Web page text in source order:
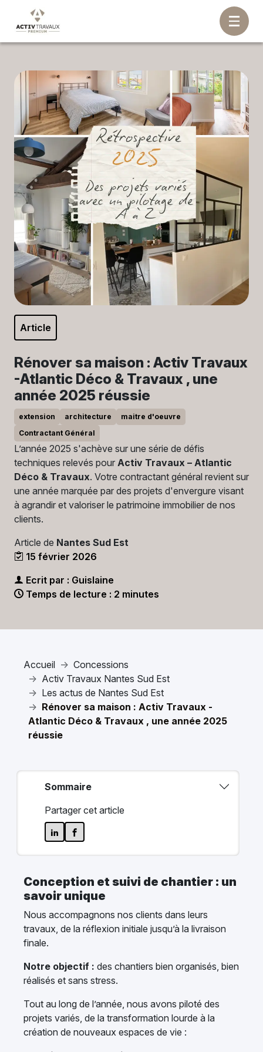
Article
Rénover sa maison : Activ Travaux
-Atlantic Déco & Travaux , une
année 2025 réussie
extension architecture
maitre d'oeuvre
Contractant Général
L’année 2025 s'achève sur une série de défis
techniques relevés pour Activ Travaux – Atlantic
Déco & Travaux. Votre contractant général revient sur
une année marquée par des projets d'envergure visant
à agrandir et valoriser le patrimoine immobilier de nos
clients.
Article de Nantes Sud Est
15 février 2026
Ecrit par : Guislaine
Temps de lecture : 2 minutes
Accueil
Concessions
Activ Travaux Nantes Sud Est
Les actus de Nantes Sud Est
Rénover sa maison : Activ Travaux -
Atlantic Déco & Travaux , une année 2025
réussie
Sommaire
Partager cet article
Conception et suivi de chantier : un
savoir unique
Nous accompagnons nos clients dans leurs
travaux, de la réflexion initiale jusqu’à la livraison
finale.
Notre objectif : des chantiers bien organisés, bien
réalisés et sans stress.
Tout au long de l’année, nous avons piloté des
projets variés, de la transformation lourde à la
création de nouveaux espaces de vie :